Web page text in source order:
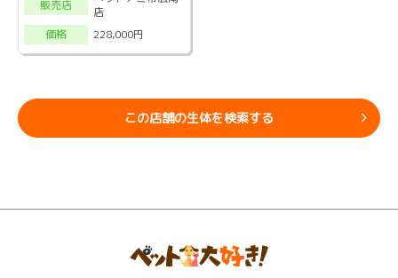
販売店
店
価格
228,000円
この店舗の生体を検索する